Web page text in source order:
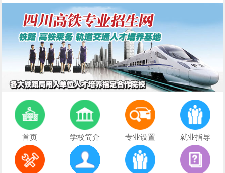
首页 学校简介 专业设置 就业指导
初中生择校必看：正规文凭+优质管理+升学保障